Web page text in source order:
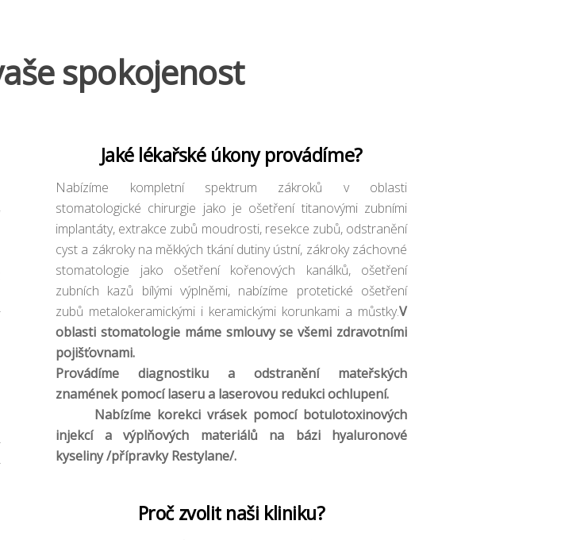
spokojenost
Jaké lékařské úkony provádíme?
Nabízíme kompletní spektrum zákroků v oblasti
stomatologické chirurgie jako je ošetření titanovými zubními
implantáty, extrakce zubů moudrosti, resekce zubů, odstranění
cyst a zákroky na měkkých tkání dutiny ústní, zákroky záchovné
stomatologie jako ošetření kořenových kanálků, ošetření
zubních kazů bílými výplněmi, nabízíme protetické ošetření
zubů metalokeramickými i keramickými korunkami a můstky.V
oblasti stomatologie máme smlouvy se všemi zdravotními
pojišťovnami.
Provádíme diagnostiku a odstranění mateřských
znamének pomocí laseru a laserovou redukci ochlupení.
Nabízíme korekci vrásek pomocí botulotoxinových
injekcí a výplňových materiálů na bázi hyaluronové
kyseliny /přípravky Restylane/.
Proč zvolit naši kliniku?